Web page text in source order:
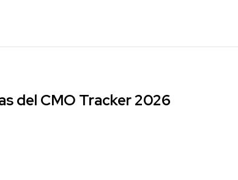
del CMO Tracker 2026